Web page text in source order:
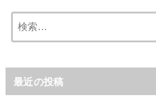
索:
最近の投稿